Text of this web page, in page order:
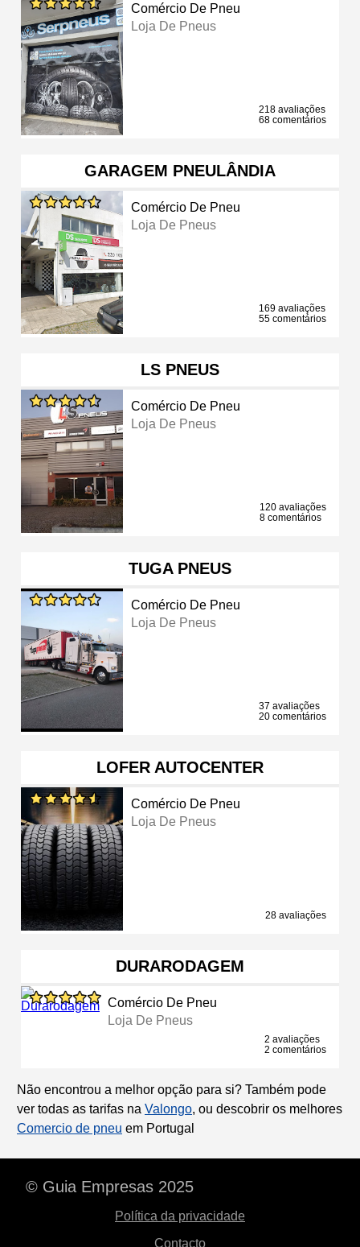
Comércio De Pneu
Loja De Pneus
218 avaliações
68 comentários
GARAGEM PNEULÂNDIA
Comércio De Pneu
Loja De Pneus
169 avaliações
55 comentários
LS PNEUS
Comércio De Pneu
Loja De Pneus
120 avaliações
8 comentários
TUGA PNEUS
Comércio De Pneu
Loja De Pneus
37 avaliações
20 comentários
LOFER AUTOCENTER
Comércio De Pneu
Loja De Pneus
28 avaliações
DURARODAGEM
Comércio De Pneu
Loja De Pneus
2 avaliações
2 comentários
Não encontrou a melhor opção para si? Também pode
ver todas as tarifas na Valongo, ou descobrir os melhores
Comercio de pneu em Portugal
© Guia Empresas 2025
Política da privacidade
Contacto